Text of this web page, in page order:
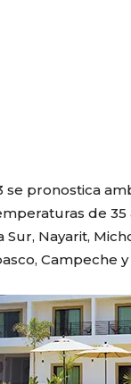
se pronostica
de
Sur, Nayarit,
Campeche y